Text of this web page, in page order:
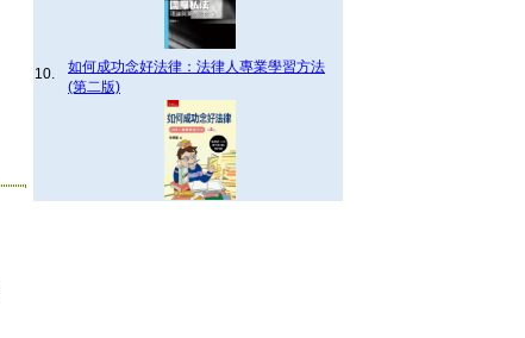
10.
如何成功念好法律：法律人專業學習方法
(第二版)